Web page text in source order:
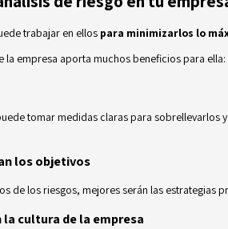
trabajar en ellos para minimizarlos lo
empresa aporta muchos beneficios para ella:
tomar medidas claras para
los objetivos
de los riesgos, mejores serán las estrategias
la cultura de la empresa